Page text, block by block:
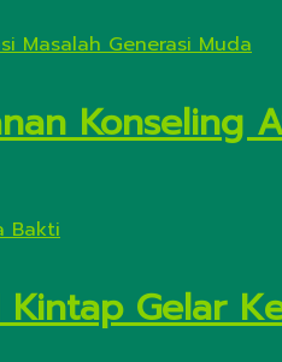
Konseling
Kintap Gelar